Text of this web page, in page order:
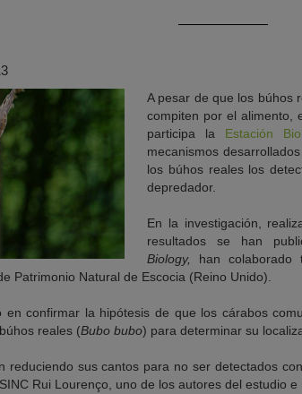
A pesar de que los búhos
compiten por el alimento,
participa la Estación
mecanismos
los búhos reales los
depredador.
En la investigación,
resultados se han
Biology,
han colaborado
Patrimonio Natural de Escocia (Reino Unido).
en confirmar la hipótesis de que los cárabos
reales (Bubo bubo) para determinar su
reduciendo sus cantos para no ser detectados
Rui Lourenço, uno de los autores del estudio